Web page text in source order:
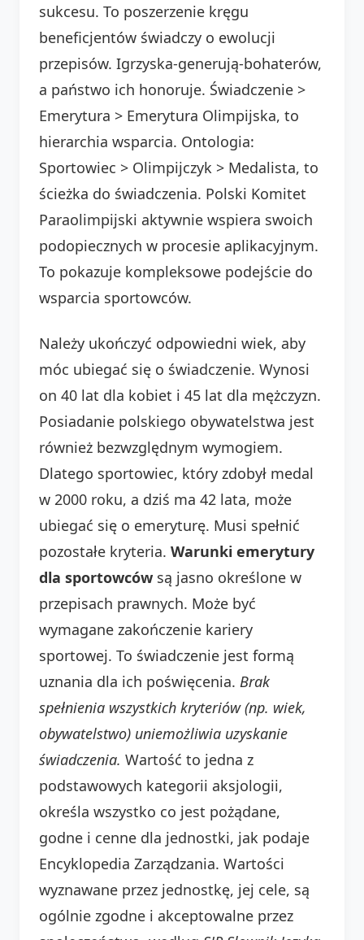
sukcesu. To poszerzenie kręgu
beneficjentów świadczy o ewolucji
przepisów. Igrzyska-generują-bohaterów,
a państwo ich honoruje. Świadczenie >
Emerytura > Emerytura Olimpijska, to
hierarchia wsparcia. Ontologia:
Sportowiec > Olimpijczyk > Medalista, to
ścieżka do świadczenia. Polski Komitet
Paraolimpijski aktywnie wspiera swoich
podopiecznych w procesie aplikacyjnym.
To pokazuje kompleksowe podejście do
wsparcia sportowców.
Należy ukończyć odpowiedni wiek, aby
móc ubiegać się o świadczenie. Wynosi
on 40 lat dla kobiet i 45 lat dla mężczyzn.
Posiadanie polskiego obywatelstwa jest
również bezwzględnym wymogiem.
Dlatego sportowiec, który zdobył medal
w 2000 roku, a dziś ma 42 lata, może
ubiegać się o emeryturę. Musi spełnić
pozostałe kryteria. Warunki emerytury
dla sportowców są jasno określone w
przepisach prawnych. Może być
wymagane zakończenie kariery
sportowej. To świadczenie jest formą
uznania dla ich poświęcenia. Brak
spełnienia wszystkich kryteriów (np. wiek,
obywatelstwo) uniemożliwia uzyskanie
świadczenia. Wartość to jedna z
podstawowych kategorii aksjologii,
określa wszystko co jest pożądane,
godne i cenne dla jednostki, jak podaje
Encyklopedia Zarządzania. Wartości
wyznawane przez jednostkę, jej cele, są
ogólnie zgodne i akceptowalne przez